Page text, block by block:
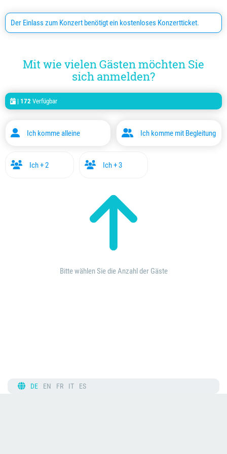
Der Einlass zum Konzert benötigt ein kostenloses Konzertticket.
Mit wie vielen Gästen möchten Sie
sich anmelden?
| 172 Verfügbar
Ich komme alleine Ich komme mit Begleitung
Ich + 2 Ich + 3
Bitte wählen Sie die Anzahl der Gäste
DE EN FR IT ES